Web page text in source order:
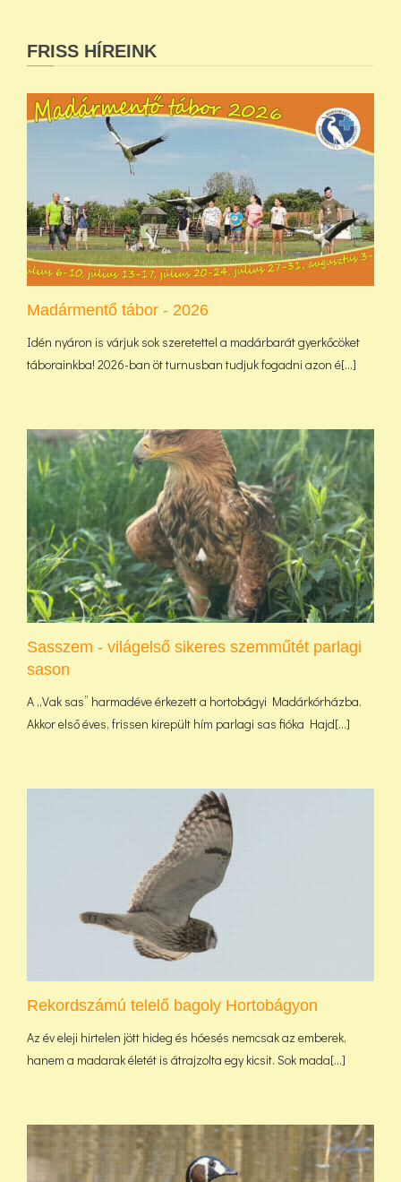
FRISS HÍREINK
Madármentő tábor - 2026
Idén nyáron is várjuk sok szeretettel a madárbarát gyerkőcöket
táborainkba! 2026-ban öt turnusban tudjuk fogadni azon é[...]
Sasszem - világelső sikeres szemműtét parlagi
sason
A „Vak sas” harmadéve érkezett a hortobágyi Madárkórházba.
Akkor első éves, frissen kirepült hím parlagi sas fióka Hajd[...]
Rekordszámú telelő bagoly Hortobágyon
Az év eleji hirtelen jött hideg és hóesés nemcsak az emberek,
hanem a madarak életét is átrajzolta egy kicsit. Sok mada[...]